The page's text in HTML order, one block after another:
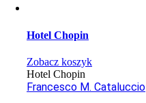
Hotel Chopin
Zobacz koszyk
Hotel Chopin
Francesco M. Cataluccio